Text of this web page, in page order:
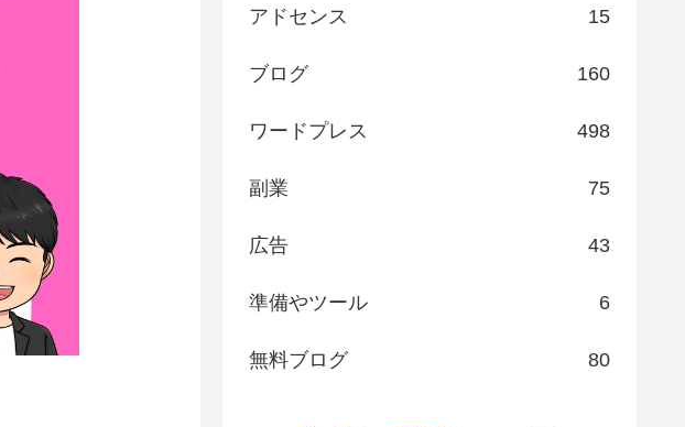
アドセンス 15
ブログ 160
ワードプレス 498
副業 75
広告 43
準備やツール 6
無料ブログ 80